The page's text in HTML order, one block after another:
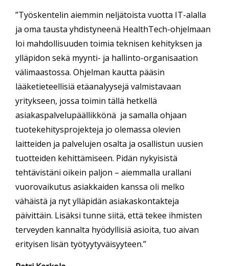
”Työskentelin aiemmin neljätoista vuotta IT-alalla
ja oma tausta yhdistyneenä HealthTech-ohjelmaan
loi mahdollisuuden toimia teknisen kehityksen ja
ylläpidon sekä myynti- ja hallinto-organisaation
välimaastossa. Ohjelman kautta pääsin
lääketieteellisiä etäanalyysejä valmistavaan
yritykseen, jossa toimin tällä hetkellä
asiakaspalvelupäällikkönä ja samalla ohjaan
tuotekehitysprojekteja jo olemassa olevien
laitteiden ja palvelujen osalta ja osallistun uusien
tuotteiden kehittämiseen. Pidän nykyisistä
tehtävistäni oikein paljon – aiemmalla urallani
vuorovaikutus asiakkaiden kanssa oli melko
vähäistä ja nyt ylläpidän asiakaskontakteja
päivittäin. Lisäksi tunne siitä, että tekee ihmisten
terveyden kannalta hyödyllisiä asioita, tuo aivan
erityisen lisän työtyytyväisyyteen.”